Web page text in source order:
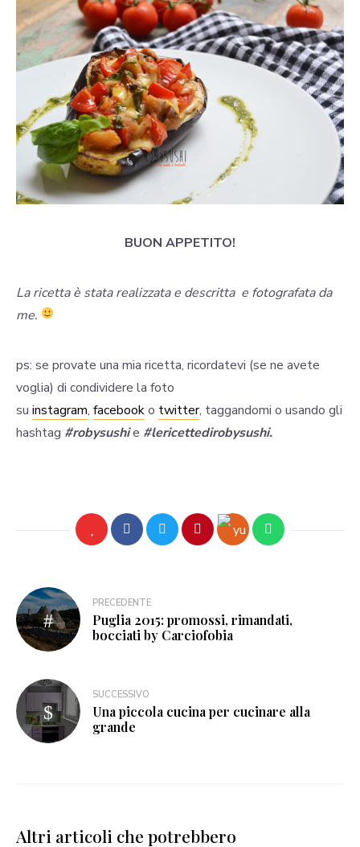
BUON APPETITO!
La ricetta è stata realizzata e descritta e fotografata da
me.
ps: se provate una mia ricetta, ricordatevi (se ne avete
voglia) di condividere la foto
su instagram, facebooko twitter, taggandomi o usando gli
hashtag #robysushie #lericettedirobysushi.
PRECEDENTE
Puglia 2015: promossi, rimandati,
bocciati by Carciofobia
SUCCESSIVO
Una piccola cucina per cucinare alla
grande
Altri articoli che potrebbero